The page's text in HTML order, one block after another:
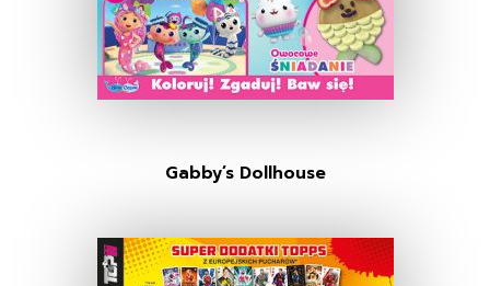
Gabby’s Dollhouse